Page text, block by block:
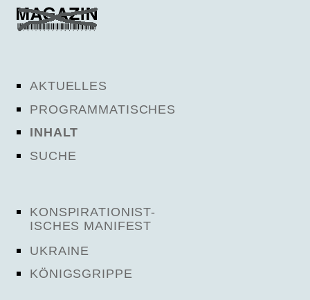
AKTUELLES
PROGRAMMATISCHES
INHALT
SUCHE
KONSPIRATIONIST-
ISCHES MANIFEST
UKRAINE
KÖNIGSGRIPPE